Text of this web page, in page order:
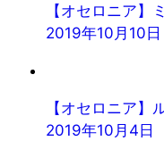
【オセロニア】
2019年10月10日
【オセロニア】
2019年10月4日